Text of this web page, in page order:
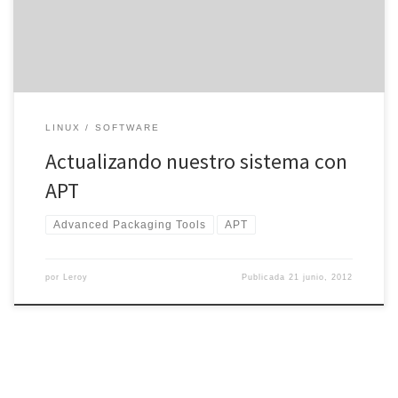
LINUX SOFTWARE
Actualizando nuestro sistema con
APT
Advanced Packaging Tools APT
por Leroy Publicada 21 junio, 2012